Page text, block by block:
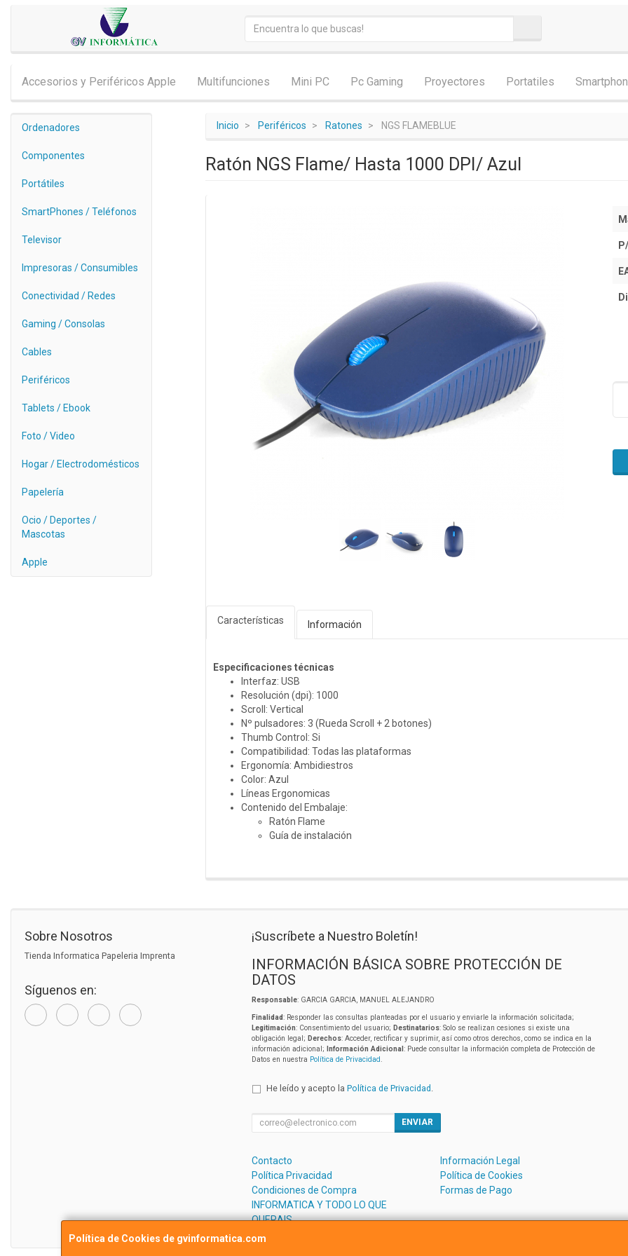
Accesorios y Periféricos Apple Multifunciones Mini PC Pc Gaming Proyectores Portatiles
Ordenadores
Componentes
Portátiles
SmartPhones / Teléfonos
Televisor
Impresoras / Consumibles
Conectividad / Redes
Gaming / Consolas
Cables
Periféricos
Tablets / Ebook
Foto / Video
Hogar / Electrodomésticos
Papelería
Ocio / Deportes /
Mascotas
Apple
Inicio Periféricos Ratones NGS FLAMEBLUE
Ratón NGS Flame/ Hasta 1000 DPI/ Azul
Características Información
Especificaciones técnicas
Interfaz: USB
Resolución (dpi): 1000
Scroll: Vertical
Nº pulsadores: 3 (Rueda Scroll + 2 botones)
Thumb Control: Si
Compatibilidad: Todas las plataformas
Ergonomía: Ambidiestros
Color: Azul
Líneas Ergonomicas
Contenido del Embalaje:
Ratón Flame
Guía de instalación
Política de Cookies de gvinformatica.com
Sobre Nosotros
Tienda Informatica Papeleria Imprenta
Síguenos en:
¡Suscríbete a Nuestro Boletín!
INFORMACIÓN BÁSICA SOBRE PROTECCIÓN DE
DATOS
Responsable: GARCIA GARCIA, MANUEL ALEJANDRO
Finalidad: Responder las consultas planteadas por el usuario y enviarle la información solicitada;
Legitimación: Consentimiento del usuario; Destinatarios: Solo se realizan cesiones si existe una
obligación legal; Derechos: Acceder, rectificar y suprimir, así como otros derechos, como se indica en la
información adicional;
Información Adicional : Puede consultar la información completa de Protección de
Datos en nuestra Política de Privacidad.
He leído y acepto la Política de Privacidad .
ENVIAR
Contacto
Información Legal
Política Privacidad
Política de Cookies
Condiciones de Compra
Formas de Pago
INFORMATICA Y TODO LO QUE
QUERAIS